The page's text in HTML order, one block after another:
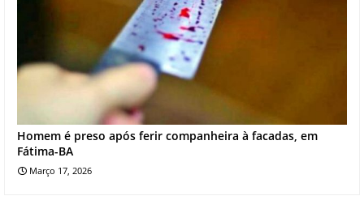
Homem é preso após ferir companheira à facadas, em
Fátima-BA
Março 17, 2026